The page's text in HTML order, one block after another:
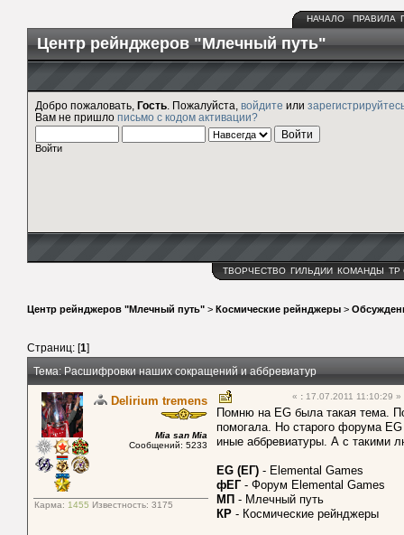
НАЧАЛО ПРАВИЛА
Центр рейнджеров "Млечный путь"
Добро пожаловать, Гость . Пожалуйста, войдите или
Вам не пришло письмо с кодом активации?
Войти
ТВОРЧЕСТВО ГИЛЬДИИ КОМАНДЫ ТР
Центр рейнджеров "Млечный путь" > Космические рейнджеры >
Страниц: [1]
Тема: Расшифровки наших сокращений и аббревиатур
Delirium tremens
Mia san Mia
Сообщений: 5233
Карма: 1455 Известность: 3175
« : 17.07.2011 11:10:29 »
Помню на EG была такая тема.
помогала. Но старого форума
иные аббревиатуры. А с такими
EG (ЕГ) - Elemental Games
фЕГ- Форум Elemental Games
МП - Млечный путь
КР - Космические рейнджеры